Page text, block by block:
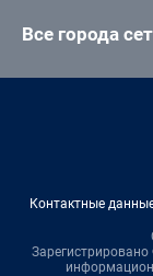
Все города
Контактные